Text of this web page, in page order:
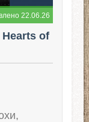
22.06.26
of